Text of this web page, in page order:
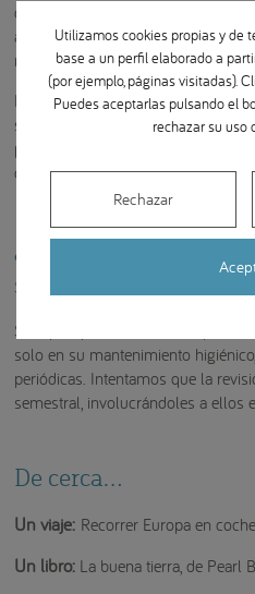
que buscan su captación de
agresivas y mercantilistas. Creo
mejor lo hagan.
Por eso, la calidad asistencial, la
son básicas para sobrevivir.
perdamos nuestra dignidad para
que es una profesión actualmente
¿Qué consejos de
siempre a sus
Siempre que tratamos a un
solo en su mantenimiento
periódicas. Intentamos que la
semestral, involucrándoles a ellos
De cerca…
Un viaje:Recorrer Europa en
Un libro:La buena tierra, de Pearl
Utilizamos cookies propias y de
base a un perfil elaborado a
(por ejemplo, páginas visitadas).
Puedes aceptarlas pulsando el
rechazar su uso
Rechazar